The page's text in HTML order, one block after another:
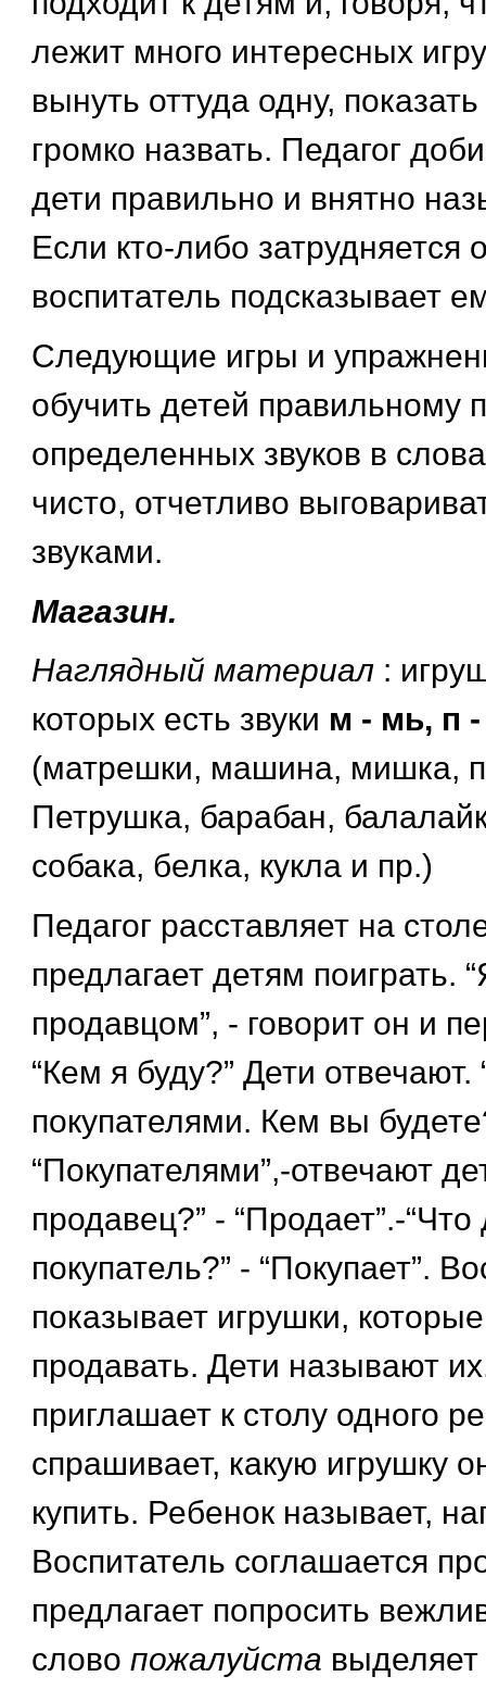
лежит много интересных
вынуть оттуда одну,
громко назвать. Педагог
дети правильно и внятно
Если кто-либо затрудняется
воспитатель подсказывает
Следующие игры и
обучить детей правильному
определенных звуков в
чисто, отчетливо
звуками.
Магазин.
Наглядный материал :
которых есть звуки м - мь, п
(матрешки, машина, мишка,
Петрушка, барабан,
собака, белка, кукла и пр.)
Педагог расставляет на
предлагает детям поиграть.
продавцом”, - говорит он и
“Кем я буду?” Дети отвечают.
покупателями. Кем вы
“Покупателями”,-отвечают
продавец?” - “Продает”.-“Что
покупатель?” - “Покупает”.
показывает игрушки,
продавать. Дети называют
приглашает к столу одного
спрашивает, какую игрушку
купить. Ребенок называет,
Воспитатель соглашается
предлагает попросить
слово пожалуйста выделяет